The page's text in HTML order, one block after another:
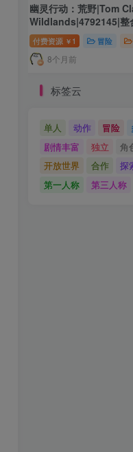
幽灵行动：荒野|Tom
Wildlands|4792145|整
付费资源 ￥ 1 冒险
8个月前
标签云
单人 动作 冒险
剧情丰富
独立 角
开放世界
合作 探
第一人称
第三人称